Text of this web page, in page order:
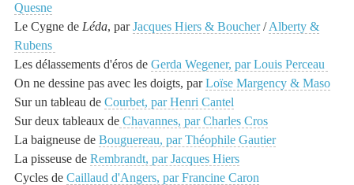
Quesne
Le Cygne de Léda, parJacques Hiers & Boucher/Alberty &
Rubens
Les délassements d'éros deGerda Wegener, par Louis Perceau
On ne dessine pas avec les doigts, parLoïse Margency & Maso
Sur un tableau deCourbet, par Henri Cantel
Sur deux tableaux de Chavannes, par Charles Cros
La baigneuse deBouguereau, par Théophile Gautier
La pisseuse deRembrandt, par Jacques Hiers
Cycles deCaillaud d'Angers, par Francine Caron